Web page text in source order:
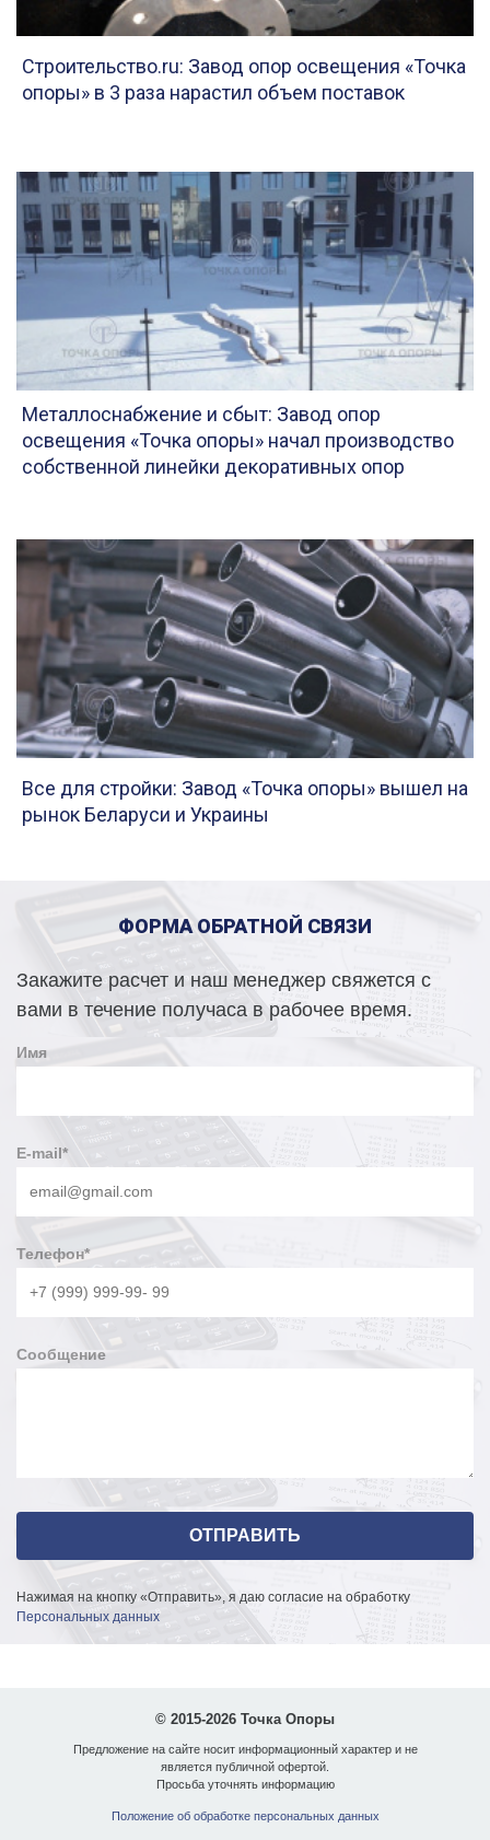
Строительство.ru: Завод опор освещения «Точка
опоры» в 3 раза нарастил объем поставок
Металлоснабжение и сбыт: Завод опор
освещения «Точка опоры» начал производство
собственной линейки декоративных опор
Все для стройки: Завод «Точка опоры» вышел на
рынок Беларуси и Украины
ФОРМА ОБРАТНОЙ СВЯЗИ
Закажите расчет и наш менеджер свяжется с
вами в течение получаса в рабочее время.
Имя
E-mail*
Телефон*
Сообщение
Нажимая на кнопку «Отправить», я даю согласие на обработку
Персональных данных
© 2015-2026 Точка Опоры
Предложение на сайте носит информационный характер и не
является публичной офертой.
Просьба уточнять информацию
Положение об обработке персональных данных